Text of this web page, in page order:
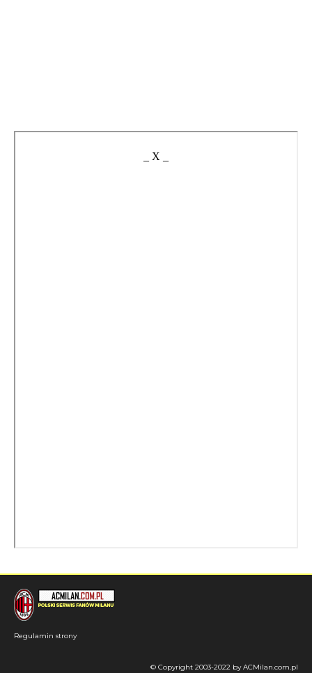
Regulamin strony
© Copyright 2003-2022 by ACMilan.com.pl